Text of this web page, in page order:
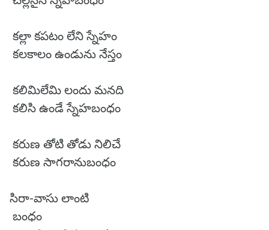
కల్లా కపటం లేని స్నేహం
కలకాలం ఉండును నేస్తం
కలిమిలేమి లందు మనది
కలిసి ఉండే స్నేహబంధం
కరుణ తోటి తోడు నిలిచే
కరుణ సాగరానుబంధం
సిరా-వాసు లాంటి
బంధం